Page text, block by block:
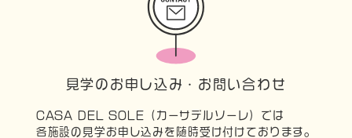
見学のお申し込み・お問い合わせ
CASA DEL SOLE（カーサデルソーレ）では
各施設の見学お申し込みを随時受け付けております。